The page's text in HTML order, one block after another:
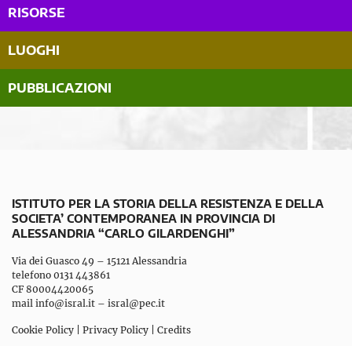
RISORSE
LUOGHI
PUBBLICAZIONI
ISTITUTO PER LA STORIA DELLA RESISTENZA E DELLA
SOCIETA’ CONTEMPORANEA IN PROVINCIA DI
ALESSANDRIA “CARLO GILARDENGHI”
Via dei Guasco 49 – 15121 Alessandria
telefono 0131 443861
CF 80004420065
mail info@isral.it – isral@pec.it
Cookie Policy Privacy Policy Credits